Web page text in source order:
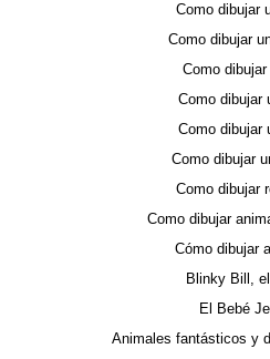
Como dibujar
Como dibujar
Como
Como dibujar
Como dibujar
Como dibujar
Como dibujar
Como dibujar
Cómo dibujar
Blinky Bill,
El Bebé
Animales fantásticos y